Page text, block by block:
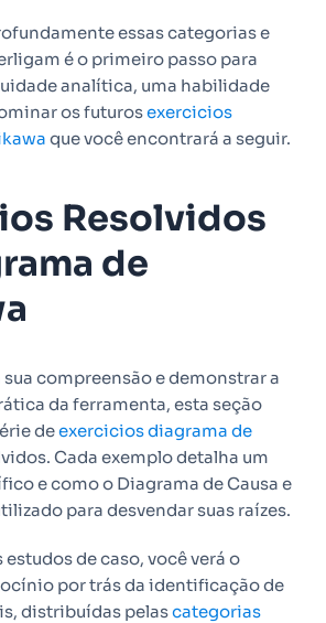
essas categorias e
é o primeiro passo para
analítica, uma habilidade
os futurosexercicios
que você encontrará a seguir.
Resolvidos
de
compreensão e demonstrar a
da ferramenta, esta seção
deexercicios diagrama de
Cada exemplo detalha um
e como o Diagrama de Causa e
para desvendar suas raízes.
de caso, você verá o
por trás da identificação de
distribuídas pelascategorias